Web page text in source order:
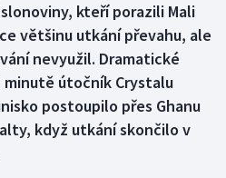
kteří porazili Mali
většinu utkání převahu, ale
nevyužil. Dramatické
útočník Crystalu
postoupilo přes Ghanu
když utkání skončilo v